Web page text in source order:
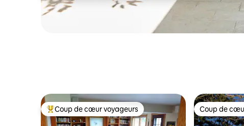
Coup de cœur voyageurs parmi les plus aimés
Coup de cœur voyageurs Coup de
Coup de